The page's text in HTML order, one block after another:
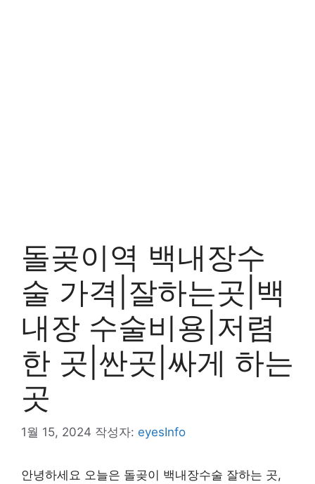
돌곶이역 백내장수
술 가격|잘하는곳|백
내장 수술비용|저렴
한 곳|싼곳|싸게 하는
곳
1월 15, 2024 작성자: eyesInfo
안녕하세요 오늘은 돌곶이 백내장수술 잘하는 곳,